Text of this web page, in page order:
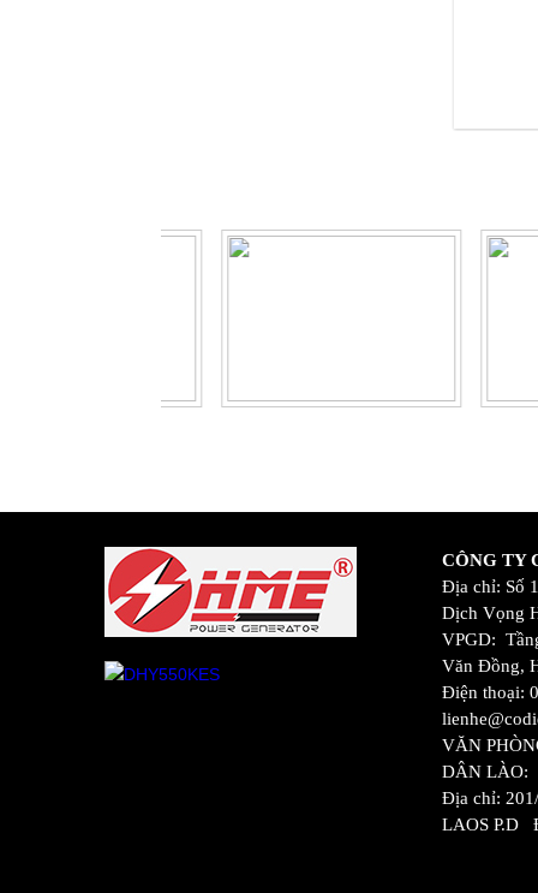
CÔNG TY
Địa chỉ: Số
Dịch Vọng
VPGD:
Văn Đồng,
Điện thoại:
VĂN
DÂN LÀO:
Địa chỉ:
LAOS P.D